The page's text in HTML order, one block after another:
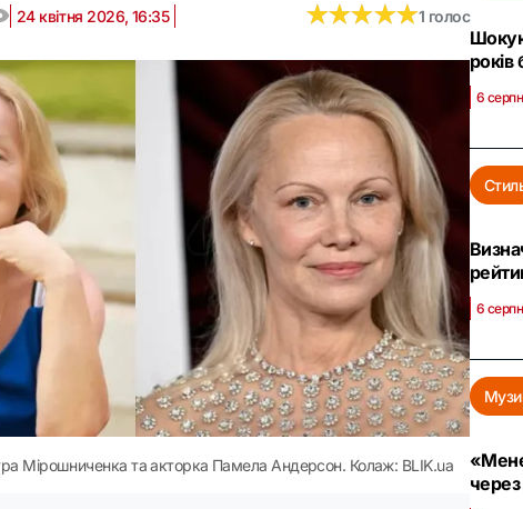
24 квітня 2026, 16:35 ★★★★★
★★★★★1 голос
Мірошниченка та акторка Памела Андерсон. Колаж: BLIK.ua
6
6
через